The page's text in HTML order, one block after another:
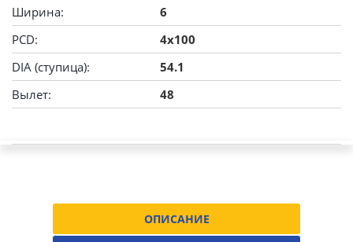
Ширина:
6
PCD:
4x100
DIA (ступица):
54.1
Вылет:
48
ОПИСАНИЕ